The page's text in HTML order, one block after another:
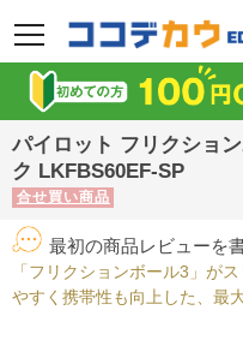
メニュー
パイロット フリクショ
ク LKFBS60EF-SP
合せ買い商品
最初の商品レビューを
「フリクションボール3」が
やすく携帯性も向上した、最